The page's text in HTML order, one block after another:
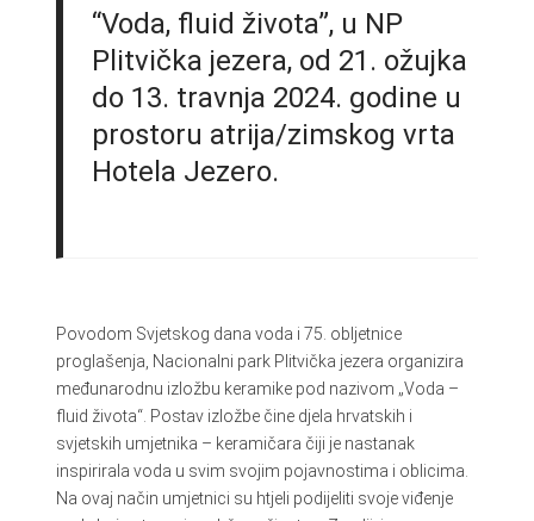
“Voda, fluid života”, u NP
Plitvička jezera, od 21. ožujka
do 13. travnja 2024. godine u
prostoru atrija/zimskog vrta
Hotela Jezero.
Povodom Svjetskog dana voda i 75. obljetnice
proglašenja, Nacionalni park Plitvička jezera organizira
međunarodnu izložbu keramike pod nazivom „Voda –
fluid života“. Postav izložbe čine djela hrvatskih i
svjetskih umjetnika – keramičara čiji je nastanak
inspirirala voda u svim svojim pojavnostima i oblicima.
Na ovaj način umjetnici su htjeli podijeliti svoje viđenje